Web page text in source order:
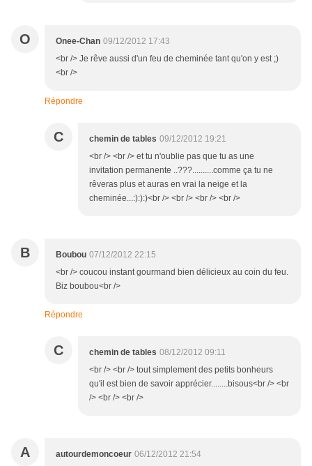
O Onee-Chan 09/12/2012 17:43
<br /> Je rêve aussi d'un feu de cheminée tant qu'on y est ;)
<br />
Répondre
C chemin de tables 09/12/2012 19:21
<br /> <br /> et tu n'oublie pas que tu as une
invitation permanente ..???..........comme ça tu ne
rêveras plus et auras en vrai la neige et la
cheminée...:):):)<br /> <br /> <br /> <br />
B Boubou 07/12/2012 22:15
<br /> coucou instant gourmand bien délicieux au coin du feu.
Biz boubou<br />
Répondre
C chemin de tables 08/12/2012 09:11
<br /> <br /> tout simplement des petits bonheurs
qu'il est bien de savoir apprécier........bisous<br /> <br
/> <br /> <br />
A autourdemoncoeur 06/12/2012 21:54